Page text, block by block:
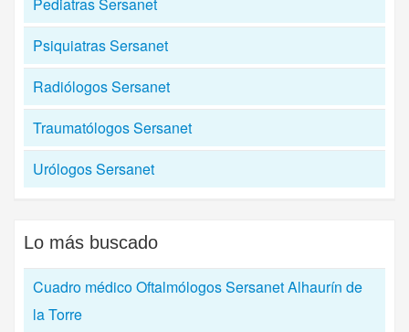
Psiquiatras Sersanet
Radiólogos Sersanet
Traumatólogos Sersanet
Urólogos Sersanet
Lo más buscado
Cuadro médico Oftalmólogos Sersanet Alhaurín de
la Torre